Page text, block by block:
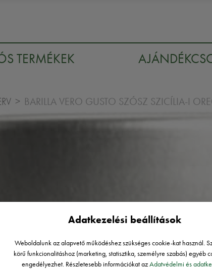
TERMÉKEK
BARILLA VERO GUSTO SZÓSZ SZICÍLIA-I
Adatkezelési beállítások
Weboldalunk az alapvető működéshez szükséges cookie-kat használ.
körű funkcionalitáshoz (marketing, statisztika, személyre szabás) egyéb
engedélyezhet. Részletesebb információkat azAdatvédelmi és